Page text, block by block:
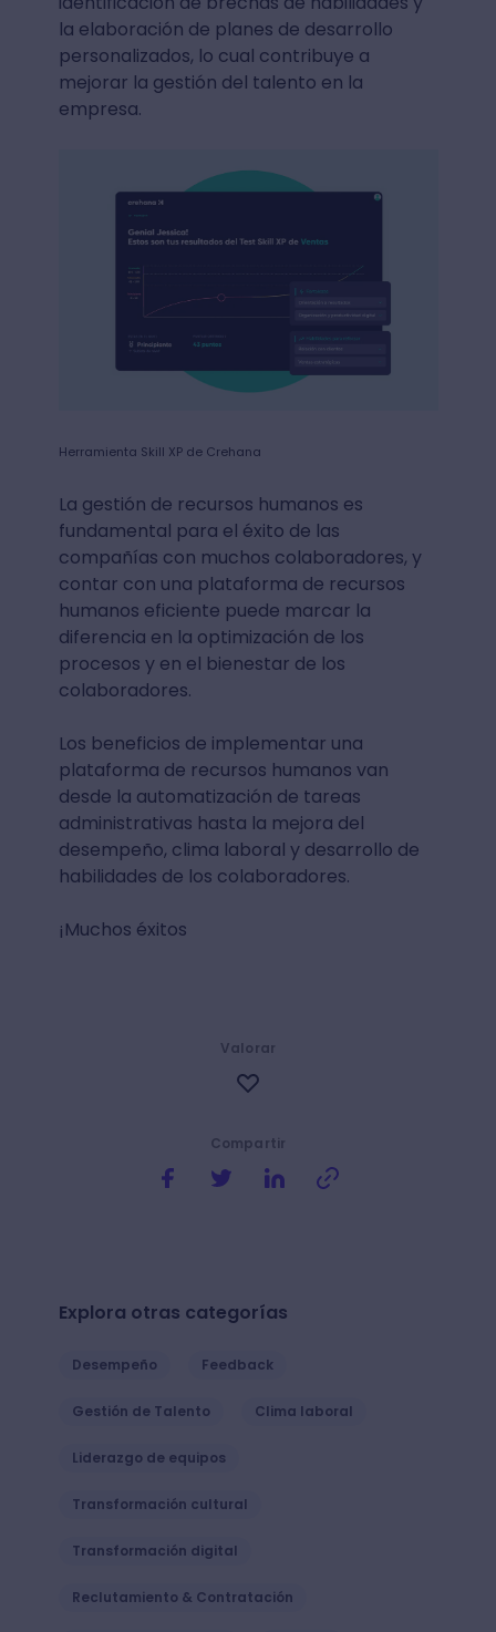
la elaboración de planes de desarrollo
personalizados, lo cual contribuye a
mejorar la gestión del talento en la
empresa.
Herramienta Skill XP de Crehana
La gestión de recursos humanos es
fundamental para el éxito de las
compañías con muchos colaboradores, y
contar con una plataforma de recursos
humanos eficiente puede marcar la
diferencia en la optimización de los
procesos y en el bienestar de los
colaboradores.
Los beneficios de implementar una
plataforma de recursos humanos van
desde la automatización de tareas
administrativas hasta la mejora del
desempeño, clima laboral y desarrollo de
habilidades de los colaboradores.
¡Muchos éxitos
Compartir
Valorar
Explora otras categorías
Desempeño Feedback
Gestión de Talento Clima laboral
Liderazgo de equipos
Transformación cultural
Transformación digital
Reclutamiento & Contratación